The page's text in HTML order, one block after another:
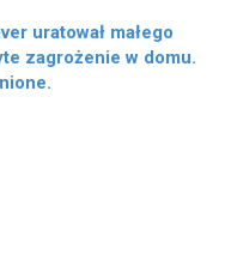
uratował małego
zagrożenie w domu.